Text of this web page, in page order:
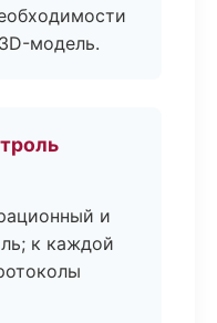
модель.
и
к каждой